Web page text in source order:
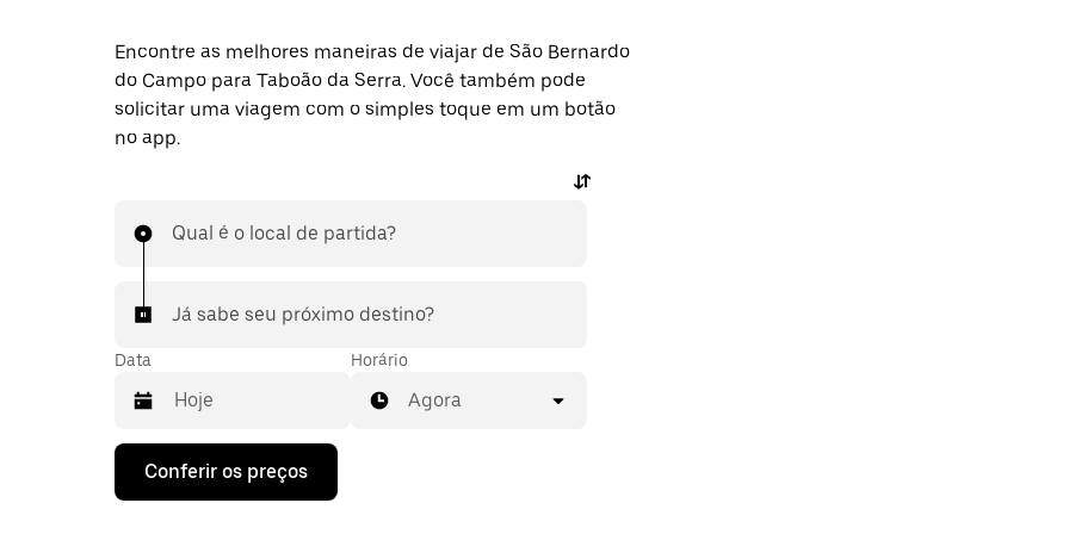
Encontre as melhores maneiras de viajar de São Bernardo
do Campo para Taboão da Serra. Você também pode
solicitar uma viagem com o simples toque em um botão
no app.
Qual é o local de partida?
Já sabe seu próximo destino?
Data
Pressione
seta
Horário
Agora
Conferir os preços